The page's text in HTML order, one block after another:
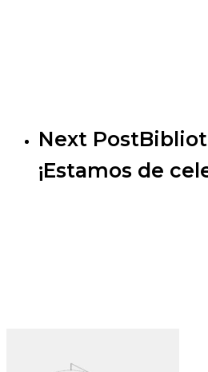
Next Post
¡Estamos de